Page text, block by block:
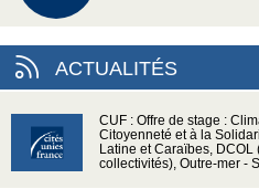
ACTUALITÉS
CUF : Offre de stage :
Citoyenneté et à la
Latine et Caraïbes,
collectivités), Outre-mer -